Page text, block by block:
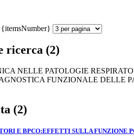
ricerca (2)
NELLE PATOLOGIE
FUNZIONALE DELLE
(2)
E BPCO:EFFETTI SULLA FUNZIONE